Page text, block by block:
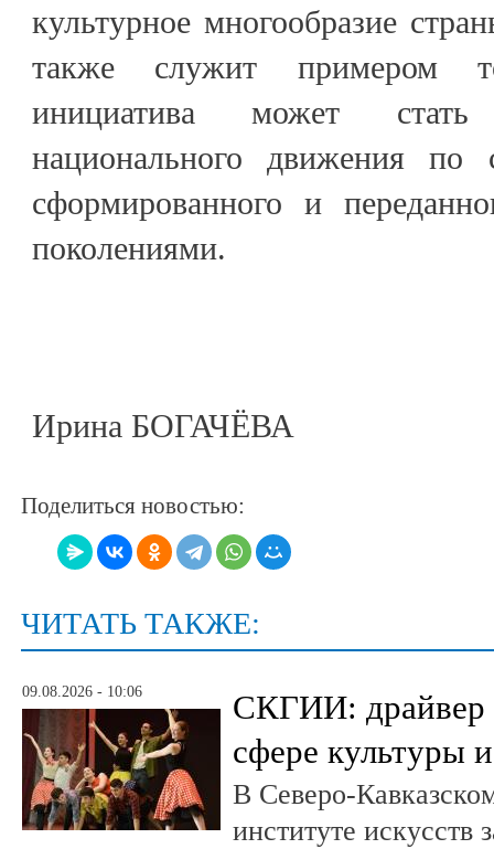
культурное многообразие
также служит примером
инициатива может
национального движения по
сформированного и
поколениями.
Ирина БОГАЧЁВА
Поделиться новостью:
ЧИТАТЬ ТАКЖЕ:
09.08.2026 - 10:06
СКГИИ: драйвер
сфере культуры
В Северо-
институте искусств